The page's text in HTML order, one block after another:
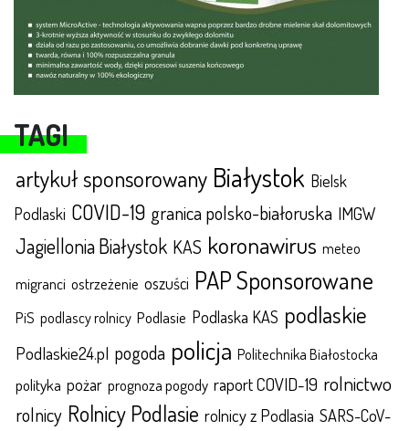
TAGI
artykuł sponsorowany Białystok Bielsk
Podlaski COVID-19 granica polsko-białoruska IMGW
Jagiellonia Białystok KAS koronawirus meteo
migranci ostrzeżenie oszuści PAP Sponsorowane
PiS podlascy rolnicy Podlasie Podlaska KAS podlaskie
Podlaskie24.pl pogoda policja Politechnika Białostocka
polityka pożar prognoza pogody raport COVID-19 rolnictwo
rolnicy Rolnicy Podlasie rolnicy z Podlasia SARS-CoV-